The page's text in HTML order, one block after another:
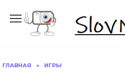
содержанию
ГЛАВНАЯ » ИГРЫ